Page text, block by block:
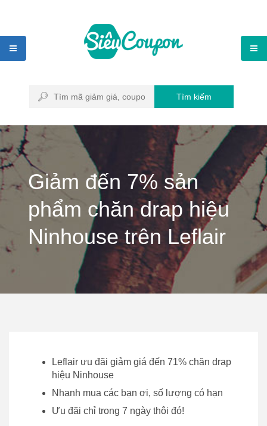
Tìm kiếm
Giảm đến 7% sản
phẩm chăn drap hiệu
Ninhouse trên Leflair
Leflair ưu đãi giảm giá đến 71% chăn drap
hiệu Ninhouse
Nhanh mua các bạn ơi, số lượng có hạn
Ưu đãi chỉ trong 7 ngày thôi đó!